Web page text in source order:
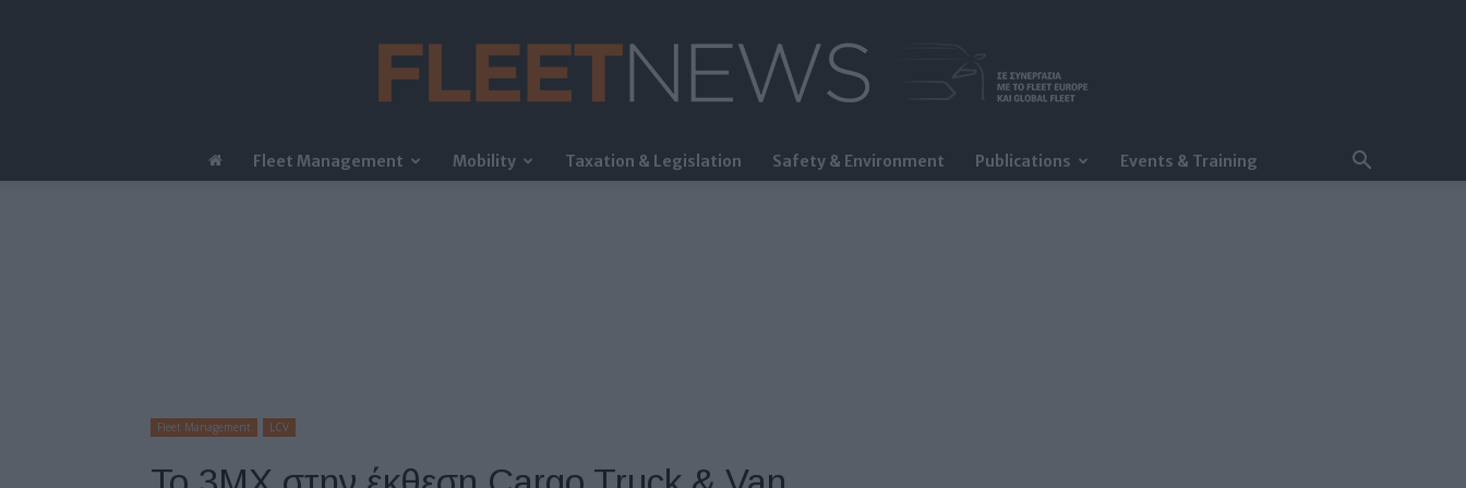
FleetNews
Fleet Management Mobility Taxation & Legislation Safety & Environment Publications Events & Training
Fleet Management LCV